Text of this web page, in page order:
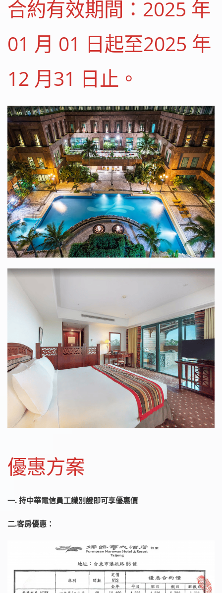
合約有效期間：2025 年
01 月 01 日起至2025 年
12 月31 日止。
優惠方案
一. 持中華電信員工識別證即可享優惠價
二.客房優惠：